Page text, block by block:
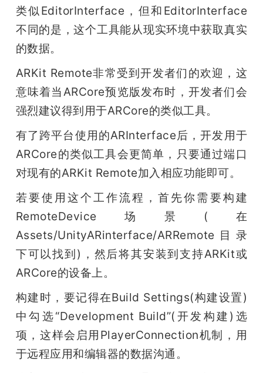
类似EditorInterface，但和EditorInterface
不同的是，这个工具能从现实环境中获取真实
的数据。
ARKit Remote非常受到开发者们的欢迎，这
意味着当ARCore预览版发布时，开发者们会
强烈建议得到用于ARCore的类似工具。
有了跨平台使用的ARInterface后，开发用于
ARCore的类似工具会更简单，只要通过端口
对现有的ARKit Remote加入相应功能即可。
若要使用这个工作流程，首先你需要构建
RemoteDevice场景(在
Assets/UnityARinterface/ARRemote目录
下可以找到)，然后将其安装到支持ARKit或
ARCore的设备上。
构建时，要记得在Build Settings(构建设置)
中勾选“Development Build”(开发构建)选
项，这样会启用PlayerConnection机制，用
于远程应用和编辑器的数据沟通。